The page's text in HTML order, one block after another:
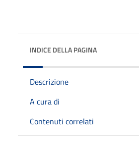
INDICE DELLA PAGINA
Descrizione
A cura di
Contenuti correlati